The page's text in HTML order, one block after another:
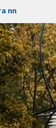
nn